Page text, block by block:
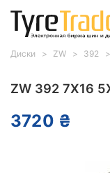
ZW 392 7X16
3720 ₴
Диски ZW 392